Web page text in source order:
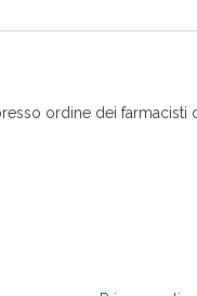
ordine dei farmacisti